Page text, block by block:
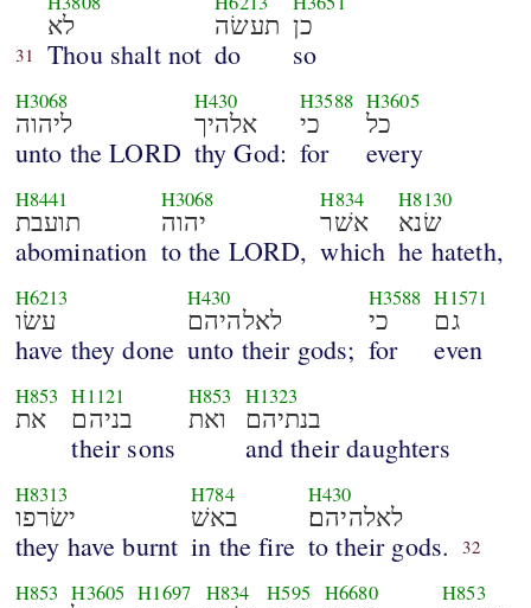
31
לא
Thou shalt not
תעשׂה
do
כן
so
H3068
ליהוה
unto the LORD
H430
אלהיך
thy God:
H3588
כי
for
H3605
כל
every
H8441
תועבת
abomination
H3068
יהוה
to the LORD,
H834
אשׁר
which
H8130
שׂנא
he hateth,
H6213
עשׂו
have they done
H430
לאלהיהם
unto their gods;
H3588
כי
for
H1571
גם
even
H853
את
H1121
בניהם
their sons
H853
ואת
H1323
בנתיהם
and their daughters
H8313
ישׂרפו
they have burnt
H784
באשׁ
in the fire
H430
לאלהיהם׃
to their gods. 32
H853 H3605 H1697 H834 H595 H6680 H853